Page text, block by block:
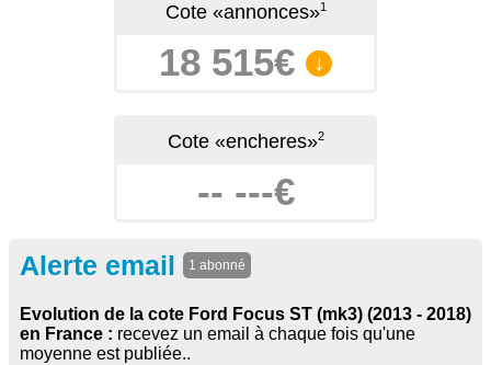
Cote «annonces»1
18 515€ ↓
Cote «encheres»2
-- ---€
Alerte email 1 abonné
Evolution de la cote Ford Focus ST (mk3) (2013 - 2018)
en France : recevez un email à chaque fois qu'une
moyenne est publiée..